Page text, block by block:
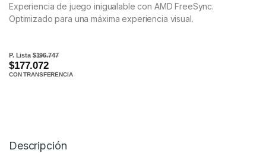
Experiencia de juego inigualable con AMD FreeSync.
Optimizado para una máxima experiencia visual.
P. Lista$196.747
$177.072
CON TRANSFERENCIA
Descripción